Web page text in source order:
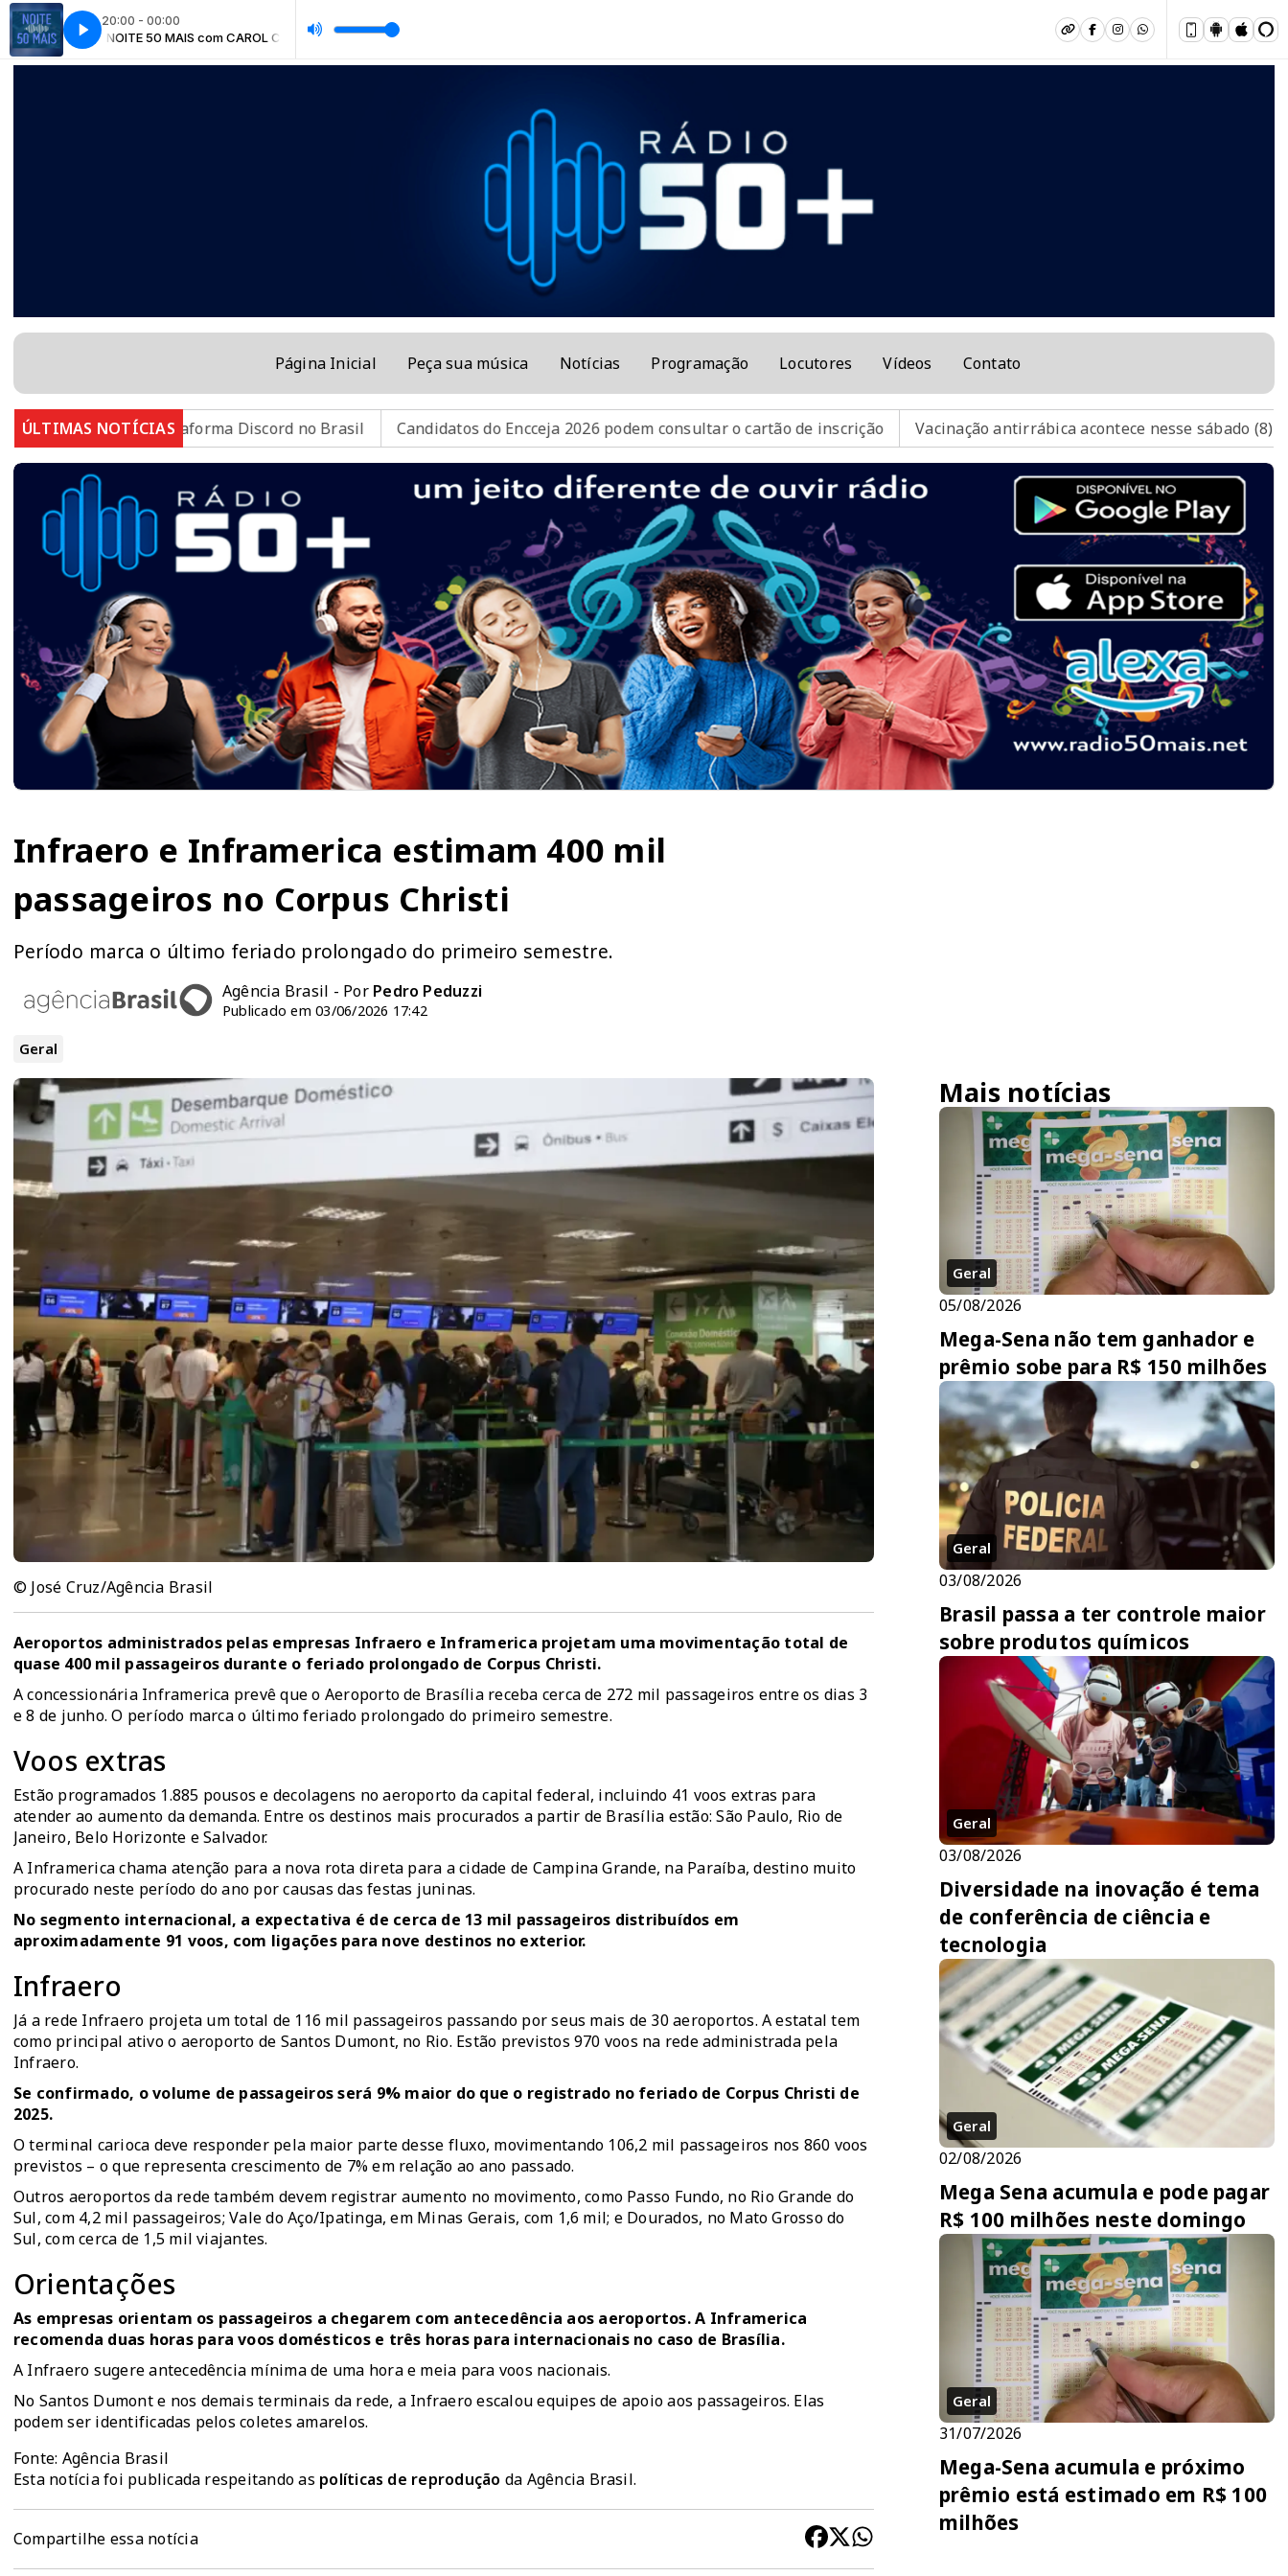
20:00 - 00:00
CHAVES NOITE 50 MAIS com CAROL CHAVES
Página Inicial Peça sua música Notícias Programação Locutores Vídeos Contato
ÚLTIMAS NOTÍCIAS
a plataforma Discord no Brasil Candidatos do Encceja 2026 podem consultar o cartão de inscrição Vacinação antirrábica acontece nesse sábado (8) em Muriaé.
Infraero e Inframerica estimam 400 mil
passageiros no Corpus Christi
Período marca o último feriado prolongado do primeiro semestre.
Agência Brasil - Por Pedro Peduzzi
Publicado em 03/06/2026 17:42
Geral
© José Cruz/Agência Brasil
Aeroportos administrados pelas empresas Infraero e Inframerica projetam uma movimentação total de
quase 400 mil passageiros durante o feriado prolongado de Corpus Christi.
A concessionária Inframerica prevê que o Aeroporto de Brasília receba cerca de 272 mil passageiros entre os dias 3
e 8 de junho. O período marca o último feriado prolongado do primeiro semestre.
Voos extras
Estão programados 1.885 pousos e decolagens no aeroporto da capital federal, incluindo 41 voos extras para
atender ao aumento da demanda. Entre os destinos mais procurados a partir de Brasília estão: São Paulo, Rio de
Janeiro, Belo Horizonte e Salvador.
A Inframerica chama atenção para a nova rota direta para a cidade de Campina Grande, na Paraíba, destino muito
procurado neste período do ano por causas das festas juninas.
No segmento internacional, a expectativa é de cerca de 13 mil passageiros distribuídos em
aproximadamente 91 voos, com ligações para nove destinos no exterior.
Infraero
Já a rede Infraero projeta um total de 116 mil passageiros passando por seus mais de 30 aeroportos. A estatal tem
como principal ativo o aeroporto de Santos Dumont, no Rio. Estão previstos 970 voos na rede administrada pela
Infraero.
Se confirmado, o volume de passageiros será 9% maior do que o registrado no feriado de Corpus Christi de
2025.
O terminal carioca deve responder pela maior parte desse fluxo, movimentando 106,2 mil passageiros nos 860 voos
previstos – o que representa crescimento de 7% em relação ao ano passado.
Outros aeroportos da rede também devem registrar aumento no movimento, como Passo Fundo, no Rio Grande do
Sul, com 4,2 mil passageiros; Vale do Aço/Ipatinga, em Minas Gerais, com 1,6 mil; e Dourados, no Mato Grosso do
Sul, com cerca de 1,5 mil viajantes.
Orientações
As empresas orientam os passageiros a chegarem com antecedência aos aeroportos. A Inframerica
recomenda duas horas para voos domésticos e três horas para internacionais no caso de Brasília.
A Infraero sugere antecedência mínima de uma hora e meia para voos nacionais.
No Santos Dumont e nos demais terminais da rede, a Infraero escalou equipes de apoio aos passageiros. Elas
podem ser identificadas pelos coletes amarelos.
Fonte: Agência Brasil
Esta notícia foi publicada respeitando as políticas de reprodução da Agência Brasil.
Compartilhe essa notícia
Mais notícias
Geral
05/08/2026
Mega-Sena não tem ganhador e
prêmio sobe para R$ 150 milhões
Geral
03/08/2026
Brasil passa a ter controle maior
sobre produtos químicos
Geral
03/08/2026
Diversidade na inovação é tema
de conferência de ciência e
tecnologia
Geral
02/08/2026
Mega Sena acumula e pode pagar
R$ 100 milhões neste domingo
Geral
31/07/2026
Mega-Sena acumula e próximo
prêmio está estimado em R$ 100
milhões